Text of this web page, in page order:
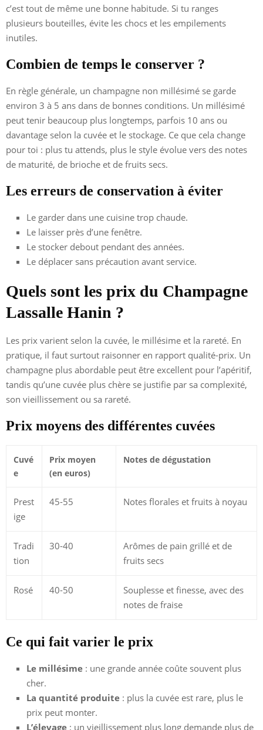
c’est tout de même une bonne habitude. Si tu ranges
plusieurs bouteilles, évite les chocs et les empilements
inutiles.
Combien de temps le conserver ?
En règle générale, un champagne non millésimé se garde
environ 3 à 5 ans dans de bonnes conditions. Un millésimé
peut tenir beaucoup plus longtemps, parfois 10 ans ou
davantage selon la cuvée et le stockage. Ce que cela change
pour toi : plus tu attends, plus le style évolue vers des notes
de maturité, de brioche et de fruits secs.
Les erreurs de conservation à éviter
Le garder dans une cuisine trop chaude.
Le laisser près d’une fenêtre.
Le stocker debout pendant des années.
Le déplacer sans précaution avant service.
Quels sont les prix du Champagne
Lassalle Hanin ?
Les prix varient selon la cuvée, le millésime et la rareté. En
pratique, il faut surtout raisonner en rapport qualité-prix. Un
champagne plus abordable peut être excellent pour l’apéritif,
tandis qu’une cuvée plus chère se justifie par sa complexité,
son vieillissement ou sa rareté.
Prix moyens des différentes cuvées
Cuvé
e
Prix moyen
(en euros)
Notes de dégustation
Prest
ige
45-55 Notes florales et fruits à noyau
Tradi
tion
30-40
Arômes de pain grillé et de
fruits secs
Rosé 40-50
Souplesse et finesse, avec des
notes de fraise
Ce qui fait varier le prix
Le millésime : une grande année coûte souvent plus
cher.
La quantité produite : plus la cuvée est rare, plus le
prix peut monter.
L’élevage : un vieillissement plus long demande plus de